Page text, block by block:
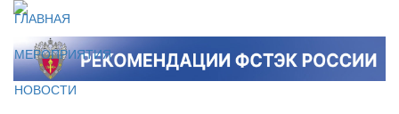
ГЛАВНАЯ
МЕРОПРИЯТИЯ
НОВОСТИ